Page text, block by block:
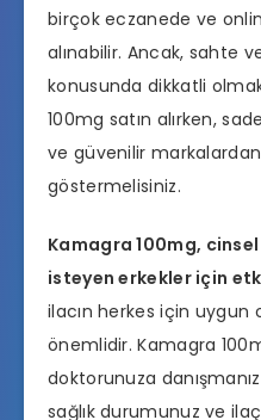
birçok eczanede ve
alınabilir. Ancak, sahte
konusunda dikkatli
100mg satın alırken,
ve güvenilir
göstermelisiniz.
Kamagra 100mg,
isteyen erkekler için
ilacın herkes için uygun
önemlidir. Kamagra
doktorunuza
sağlık durumunuz ve